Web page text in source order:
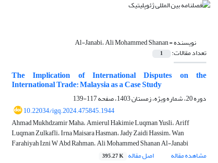
نویسنده =Al-Janabi، Ali Mohammed Shanan
تعداد مقالات: 1
The Implication of International Disputes on the
International Trade: Malaysia as a Case Study
دوره 20، شماره ویژه، زمستان 1403، صفحه
117-139
10.22034/igq.2024.475845.1944
Ahmad Mukhdzamir Maha، Amierul Hakimie Luqman Yusli، Ariff
Luqman Zulkafli، Irna Maisara Hasman، Jady Zaidi Hassim، Wan
Farahiyah Izni W Abd Rahman، Ali Mohammed Shanan Al-Janabi
مشاهده مقاله
اصل مقاله 395.27 K